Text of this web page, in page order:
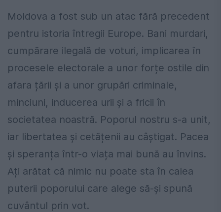
Moldova a fost sub un atac fără precedent
pentru istoria întregii Europe. Bani murdari,
cumpărare ilegală de voturi, implicarea în
procesele electorale a unor forțe ostile din
afara țării și a unor grupări criminale,
minciuni, inducerea urii și a fricii în
societatea noastră. Poporul nostru s-a unit,
iar libertatea și cetățenii au câștigat. Pacea
și speranța într-o viața mai bună au învins.
Ați arătat că nimic nu poate sta în calea
puterii poporului care alege să-și spună
cuvântul prin vot.